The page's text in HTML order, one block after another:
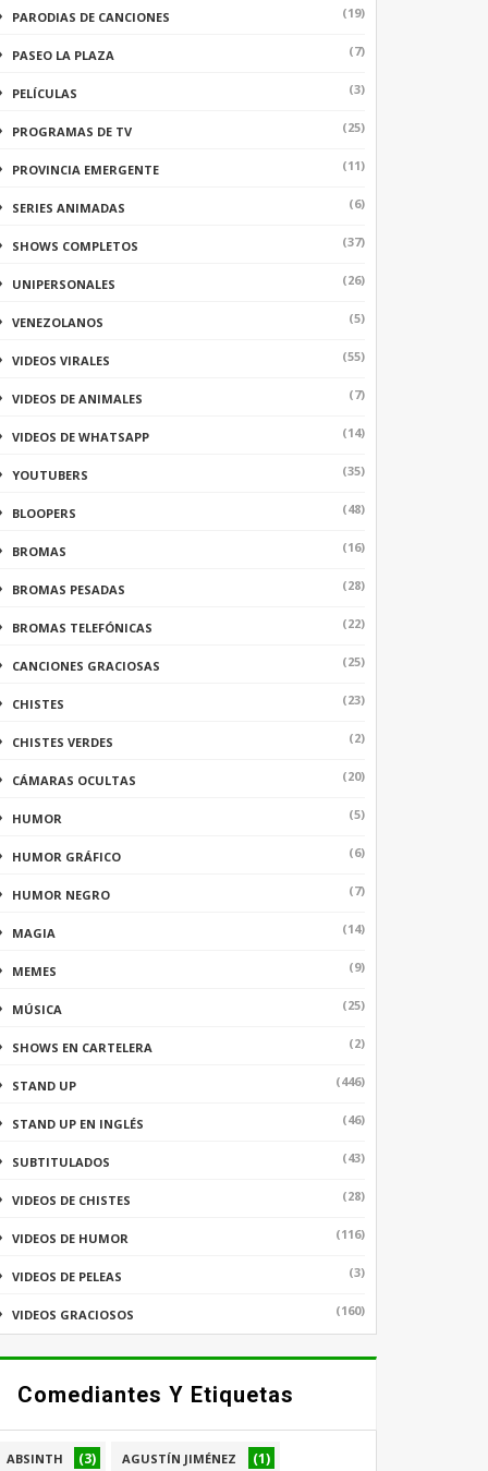
PARODIAS DE CANCIONES (19)
PASEO LA PLAZA (7)
PELÍCULAS (3)
PROGRAMAS DE TV (25)
PROVINCIA EMERGENTE (11)
SERIES ANIMADAS (6)
SHOWS COMPLETOS (37)
UNIPERSONALES (26)
VENEZOLANOS (5)
VIDEOS VIRALES (55)
VIDEOS DE ANIMALES (7)
VIDEOS DE WHATSAPP (14)
YOUTUBERS (35)
BLOOPERS (48)
BROMAS (16)
BROMAS PESADAS (28)
BROMAS TELEFÓNICAS (22)
CANCIONES GRACIOSAS (25)
CHISTES (23)
CHISTES VERDES (2)
CÁMARAS OCULTAS (20)
HUMOR (5)
HUMOR GRÁFICO (6)
HUMOR NEGRO (7)
MAGIA (14)
MEMES (9)
MÚSICA (25)
SHOWS EN CARTELERA (2)
STAND UP (446)
STAND UP EN INGLÉS (46)
SUBTITULADOS (43)
VIDEOS DE CHISTES (28)
VIDEOS DE HUMOR (116)
VIDEOS DE PELEAS (3)
VIDEOS GRACIOSOS (160)
Comediantes Y Etiquetas
ABSINTH (3) AGUSTÍN JIMÉNEZ (1)